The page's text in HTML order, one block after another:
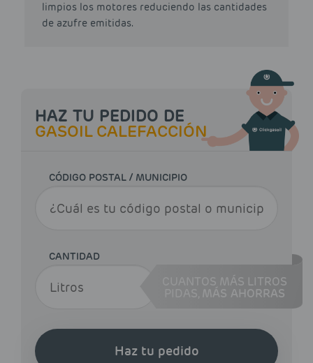
limpios los motores reduciendo las cantidades
de azufre emitidas.
HAZ TU PEDIDO DE
GASOIL CALEFACCIÓN
CÓDIGO POSTAL / MUNICIPIO
CANTIDAD
CUANTOS MÁS LITROS
MÁS AHORRAS
Haz tu pedido